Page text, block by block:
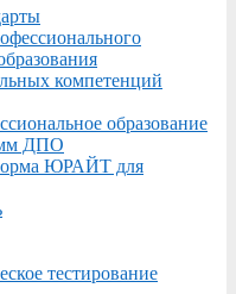
компетенций
образование
ДПО
ЮРАЙТ для
тестирование